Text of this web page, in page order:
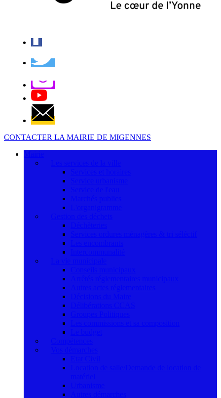
CONTACTER LA MAIRIE DE MIGENNES